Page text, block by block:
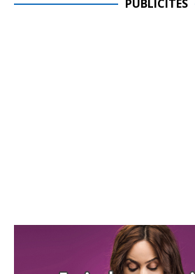
PUBLICITES